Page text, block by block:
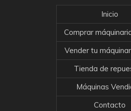
Inicio
Comprar
Vender tu
Tienda de
Máquinas
Contacto